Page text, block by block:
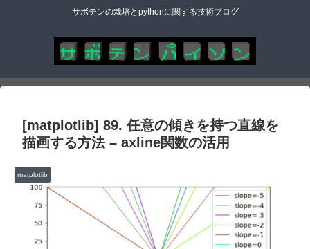
サボテンの栽培とpythonに関する技術ブログ
[matplotlib] 89. 任意の傾きを持つ直線を
描画する方法 – axline関数の活用
matplotlib